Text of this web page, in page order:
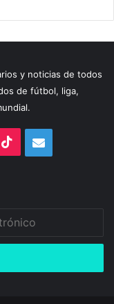
y noticias de todos
de fútbol, liga,
TikTok